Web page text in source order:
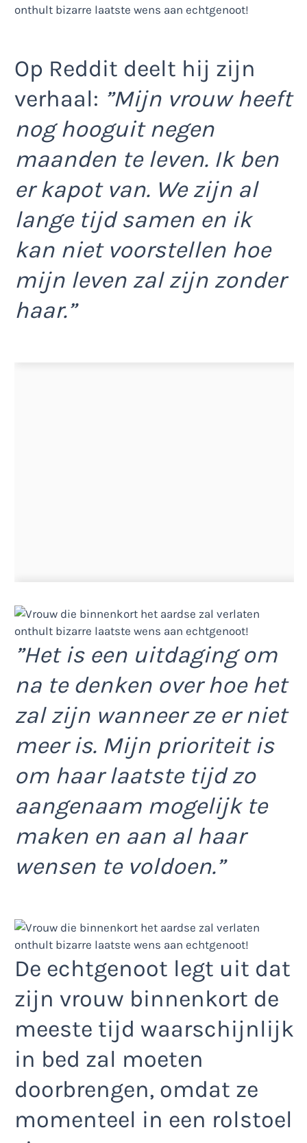
Op Reddit deelt hij zijn
verhaal: ”Mijn vrouw heeft
nog hooguit negen
maanden te leven. Ik ben
er kapot van. We zijn al
lange tijd samen en ik
kan niet voorstellen hoe
mijn leven zal zijn zonder
haar.”
”Het is een uitdaging om
na te denken over hoe het
zal zijn wanneer ze er niet
meer is. Mijn prioriteit is
om haar laatste tijd zo
aangenaam mogelijk te
maken en aan al haar
wensen te voldoen.”
De echtgenoot legt uit dat
zijn vrouw binnenkort de
meeste tijd waarschijnlijk
in bed zal moeten
doorbrengen, omdat ze
momenteel in een rolstoel